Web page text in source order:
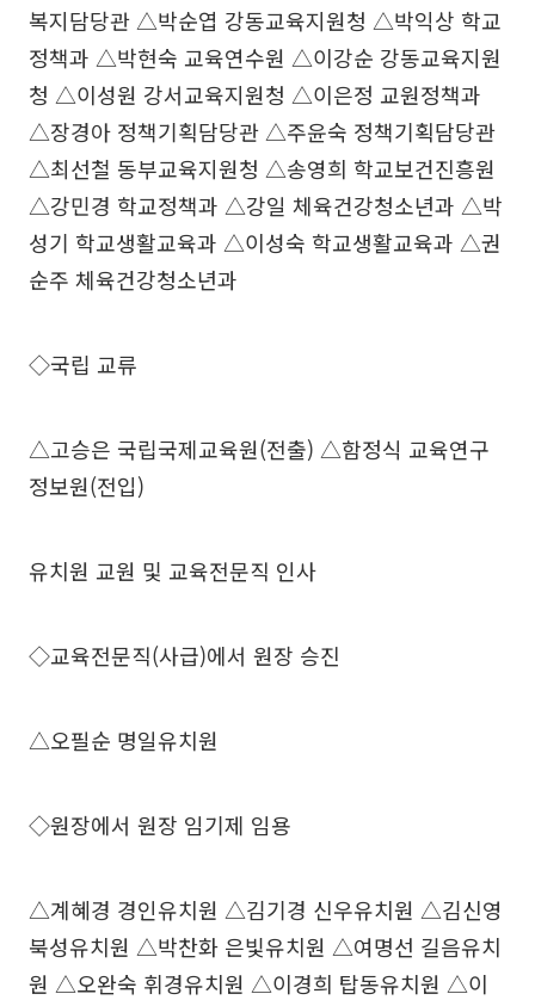
복지담당관 △박순엽 강동교육지원청 △박익상 학교
정책과 △박현숙 교육연수원 △이강순 강동교육지원
청 △이성원 강서교육지원청 △이은정 교원정책과
△장경아 정책기획담당관 △주윤숙 정책기획담당관
△최선철 동부교육지원청 △송영희 학교보건진흥원
△강민경 학교정책과 △강일 체육건강청소년과 △박
성기 학교생활교육과 △이성숙 학교생활교육과 △권
순주 체육건강청소년과
◇국립 교류
△고승은 국립국제교육원(전출) △함정식 교육연구
정보원(전입)
유치원 교원 및 교육전문직 인사
◇교육전문직(사급)에서 원장 승진
△오필순 명일유치원
◇원장에서 원장 임기제 임용
△계혜경 경인유치원 △김기경 신우유치원 △김신영
북성유치원 △박찬화 은빛유치원 △여명선 길음유치
원 △오완숙 휘경유치원 △이경희 탑동유치원 △이